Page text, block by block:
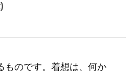
ものです。着想は、何か